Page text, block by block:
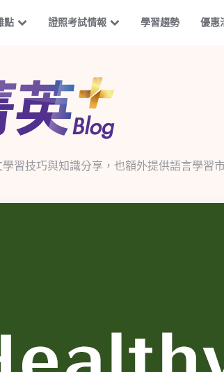
點 證照考試情報 學習趨勢 優惠
習技巧與知識分享，也額外提供語言學習